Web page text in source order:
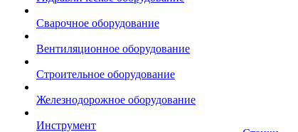
Сварочное оборудование
Вентиляционное оборудование
Строительное оборудование
Железнодорожное оборудование
Инструмент